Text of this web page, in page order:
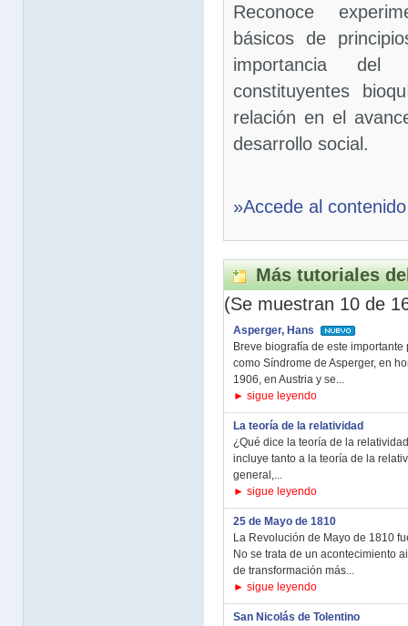
Reconoce
básicos de
importancia del
constituyentes
relación en el
desarrollo social.
»Accede al
Más tutoriales
(Se muestran 10 de
Asperger, Hans
Breve biografía de este
como Síndrome de Asperger, en
1906, en Austria y se...
► sigue leyendo
La teoría de la relatividad
¿Qué dice la teoría de la
incluye tanto a la teoría de la
general,...
► sigue leyendo
25 de Mayo de 1810
La Revolución de Mayo de 1810
No se trata de un acontecimiento
de transformación más...
► sigue leyendo
San Nicolás de Tolentino